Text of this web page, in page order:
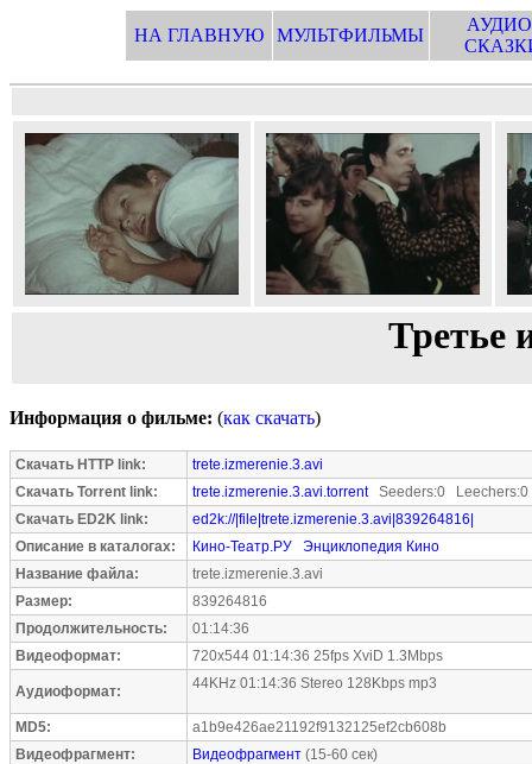
НА ГЛАВНУЮ МУЛЬТФИЛЬМЫ
Третье
Информация о фильме: (как скачать)
Скачать HTTP link:
trete.izmerenie.3.avi
Скачать Torrent link:
trete.izmerenie.3.avi.torrentSeeders:0 Leechers:0
Скачать ED2K link:
ed2k://|file|trete.izmerenie.3.avi|839264816|
Описание в каталогах:
Кино-Театр.РУ
Энциклопедия Кино
Название файла:
trete.izmerenie.3.avi
Размер:
839264816
Продолжительность:
01:14:36
Видеоформат:
720x544 01:14:36 25fps XviD 1.3Mbps
Аудиоформат: 44KHz 01:14:36 Stereo 128Kbps mp3
MD5:
a1b9e426ae21192f9132125ef2cb608b
Видеофрагмент:
Видеофрагмент (15-60 сек)